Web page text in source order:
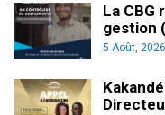
La CBG
gestion
5 Août, 2026